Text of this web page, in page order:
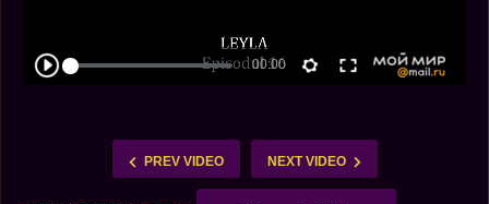
PREV VIDEO NEXT VIDEO